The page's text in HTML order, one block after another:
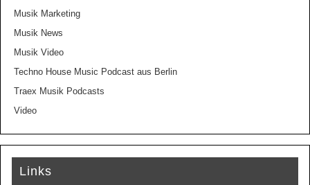
Musik Marketing
Musik News
Musik Video
Techno House Music Podcast aus Berlin
Traex Musik Podcasts
Video
Links